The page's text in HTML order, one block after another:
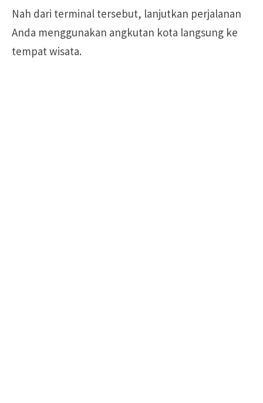
Nah dari terminal tersebut, lanjutkan perjalanan
Anda menggunakan angkutan kota langsung ke
tempat wisata.